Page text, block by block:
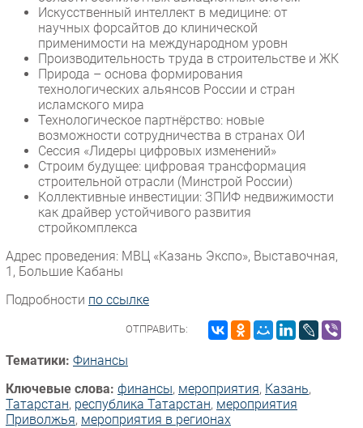
Искусственный интеллект в медицине: от
научных форсайтов до клинической
применимости на международном уровн
Производительность труда в строительстве и ЖК
Природа – основа формирования
технологических альянсов России и стран
исламского мира
Технологическое партнёрство: новые
возможности сотрудничества в странах ОИ
Сессия «Лидеры цифровых изменений»
Строим будущее: цифровая трансформация
строительной отрасли (Минстрой России)
Коллективные инвестиции: ЗПИФ недвижимости
как драйвер устойчивого развития
стройкомплекса
Адрес проведения: МВЦ «Казань Экспо», Выставочная,
1, Большие Кабаны
Подробности по ссылке
ОТПРАВИТЬ:
Тематики: Финансы
Ключевые слова: финансы, мероприятия, Казань,
Татарстан, республика Татарстан, мероприятия
Приволжья, мероприятия в регионах